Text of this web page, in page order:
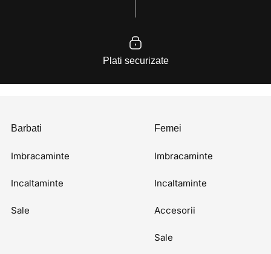
Plati securizate
Barbati
Imbracaminte
Incaltaminte
Sale
Femei
Imbracaminte
Incaltaminte
Accesorii
Sale